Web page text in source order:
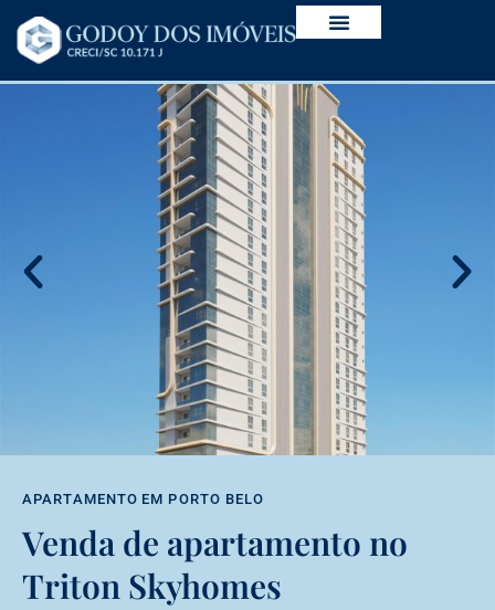
APARTAMENTO EM PORTO BELO
Venda de apartamento no
Triton Skyhomes